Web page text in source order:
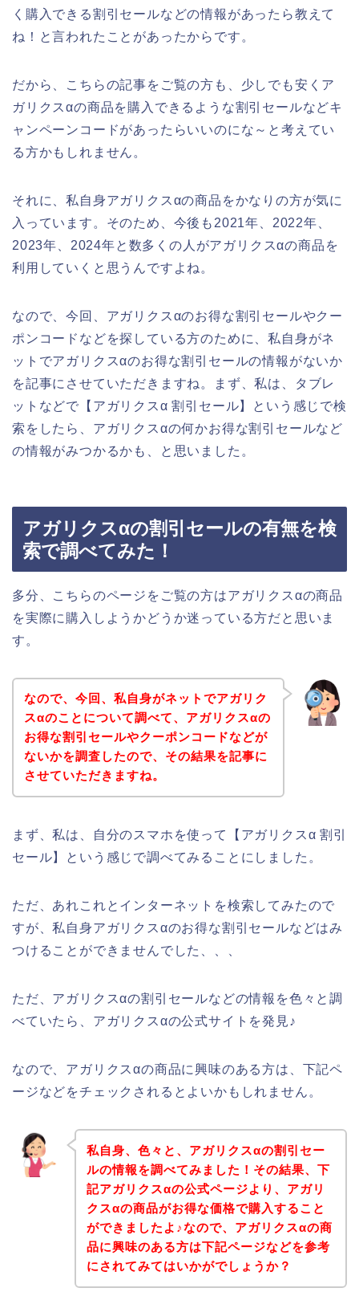
く購入できる割引セールなどの情報があったら教えて
ね！と言われたことがあったからです。
だから、こちらの記事をご覧の方も、少しでも安くア
ガリクスαの商品を購入できるような割引セールなどキ
ャンペーンコードがあったらいいのにな～と考えてい
る方かもしれません。
それに、私自身アガリクスαの商品をかなりの方が気に
入っています。そのため、今後も2021年、2022年、
2023年、2024年と数多くの人がアガリクスαの商品を
利用していくと思うんですよね。
なので、今回、アガリクスαのお得な割引セールやクー
ポンコードなどを探している方のために、私自身がネ
ットでアガリクスαのお得な割引セールの情報がないか
を記事にさせていただきますね。まず、私は、タブレ
ットなどで【アガリクスα 割引セール】という感じで検
索をしたら、アガリクスαの何かお得な割引セールなど
の情報がみつかるかも、と思いました。
アガリクスαの割引セールの有無を検
索で調べてみた！
多分、こちらのページをご覧の方はアガリクスαの商品
を実際に購入しようかどうか迷っている方だと思いま
す。
なので、今回、私自身がネットでアガリク
スαのことについて調べて、アガリクスαの
お得な割引セールやクーポンコードなどが
ないかを調査したので、その結果を記事に
させていただきますね。
まず、私は、自分のスマホを使って【アガリクスα 割引
セール】という感じで調べてみることにしました。
ただ、あれこれとインターネットを検索してみたので
すが、私自身アガリクスαのお得な割引セールなどはみ
つけることができませんでした、、、
ただ、アガリクスαの割引セールなどの情報を色々と調
べていたら、アガリクスαの公式サイトを発見♪
なので、アガリクスαの商品に興味のある方は、下記ペ
ージなどをチェックされるとよいかもしれません。
私自身、色々と、アガリクスαの割引セー
ルの情報を調べてみました！その結果、下
記アガリクスαの公式ページより、アガリ
クスαの商品がお得な価格で購入すること
ができましたよ♪なので、アガリクスαの商
品に興味のある方は下記ページなどを参考
にされてみてはいかがでしょうか？